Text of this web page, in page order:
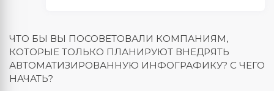
ЧТО БЫ ВЫ ПОСОВЕТОВАЛИ КОМПАНИЯМ,
КОТОРЫЕ ТОЛЬКО ПЛАНИРУЮТ ВНЕДРЯТЬ
АВТОМАТИЗИРОВАННУЮ ИНФОГРАФИКУ? С ЧЕГО
НАЧАТЬ?